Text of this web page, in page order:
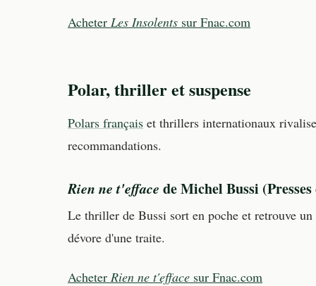
Acheter Les Insolents sur Fnac.com
Polar, thriller et suspense
Polars français et thrillers internationaux
recommandations.
Rien ne t'efface de Michel Bussi
Le thriller de Bussi sort en poche et retrouve
dévore d'une traite.
Acheter Rien ne t'efface sur Fnac.com